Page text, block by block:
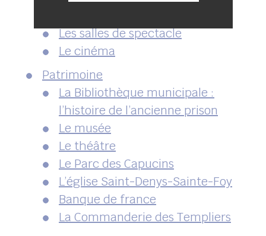
Les salles de spectacle
Le cinéma
Patrimoine
La Bibliothèque municipale :
l’histoire de l’ancienne prison
Le musée
Le théâtre
Le Parc des Capucins
L’église Saint-Denys-Sainte-Foy
Banque de france
La Commanderie des Templiers